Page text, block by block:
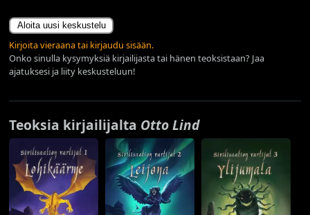
Aloita uusi keskustelu
Kirjoita vieraana tai kirjaudu sisään.
Onko sinulla kysymyksiä kirjailijasta tai hänen teoksistaan? Jaa
ajatuksesi ja liity keskusteluun!
Teoksia kirjailijalta Otto Lind